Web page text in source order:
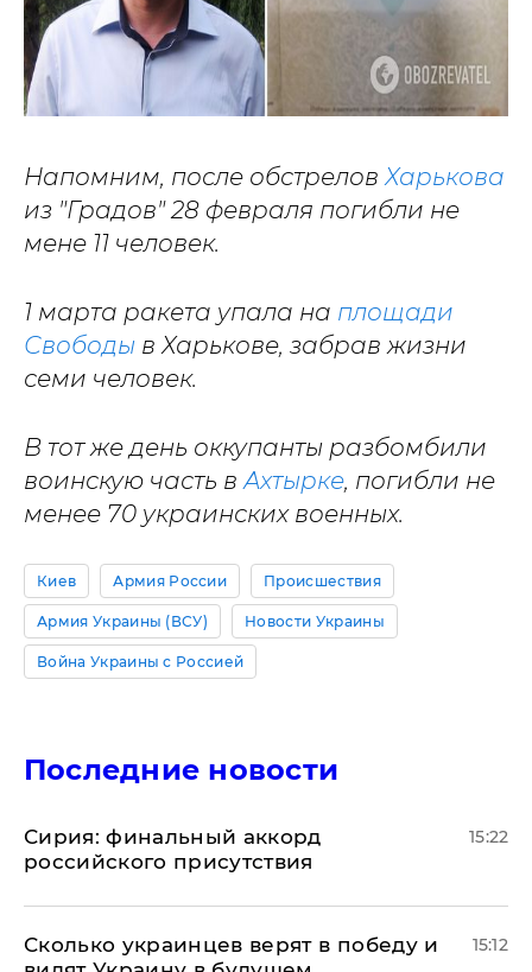
Напомним, после обстреловХарькова
из "Градов" 28 февраля погибли не
мене 11 человек.
1 марта ракета упала на площади
Свободы в Харькове, забрав жизни
семи человек.
В тот же день оккупанты разбомбили
воинскую часть вАхтырке, погибли не
менее 70 украинских военных.
Киев Армия России Происшествия
Армия Украины (ВСУ) Новости Украины
Война Украины с Россией
Последние новости
​Сирия: финальный аккорд
российского присутствия
15:22
Сколько украинцев верят в победу и
15:12